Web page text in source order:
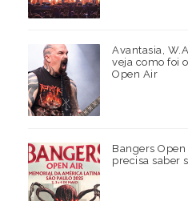
Avantasia,
veja como foi
Open Air
Bangers
precisa saber